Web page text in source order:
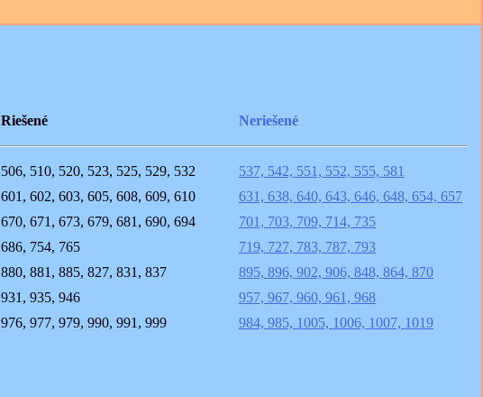
Riešené Neriešené
506, 510, 520, 523, 525, 529, 532
537, 542, 551, 552, 555, 581
601, 602, 603, 605, 608, 609, 610
631, 638, 640, 643, 646, 648, 654, 657
670, 671, 673, 679, 681, 690, 694
701, 703, 709, 714, 735
686, 754, 765
719, 727, 783, 787, 793
880, 881, 885, 827, 831, 837
895, 896, 902, 906, 848, 864, 870
931, 935, 946
957, 967, 960, 961, 968
976, 977, 979, 990, 991, 999 984, 985, 1005, 1006, 1007, 1019